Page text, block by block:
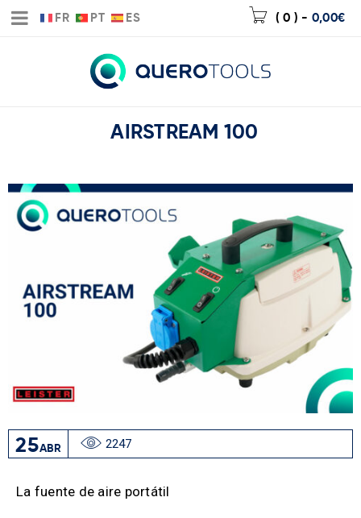
FR PT ES ( 0 ) - 0,00€
AIRSTREAM 100
25ABR 2247
La fuente de aire portátil